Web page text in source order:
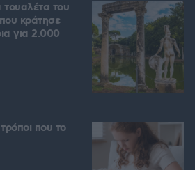
του
κράτησε
για 2.000
που το